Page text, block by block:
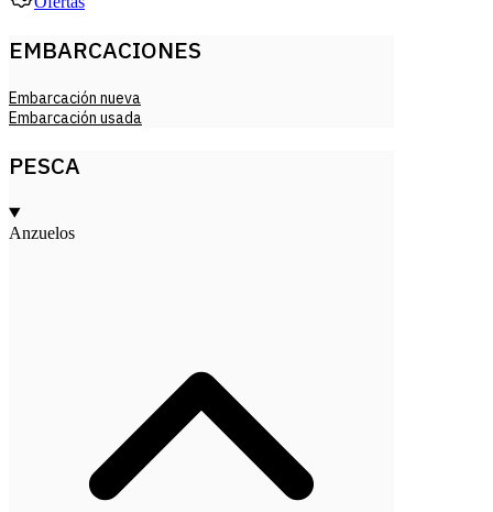
EMBARCACIONES
Embarcación nueva
Embarcación usada
PESCA
Anzuelos